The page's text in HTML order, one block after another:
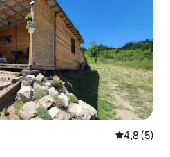
Évaluation
4,8 (5)